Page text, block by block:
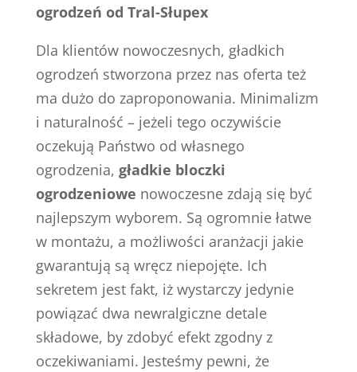
ogrodzeń od Tral-Słupex
Dla klientów nowoczesnych, gładkich
ogrodzeń stworzona przez nas oferta też
ma dużo do zaproponowania. Minimalizm
i naturalność – jeżeli tego oczywiście
oczekują Państwo od własnego
ogrodzenia, gładkie bloczki
ogrodzeniowe nowoczesne zdają się być
najlepszym wyborem. Są ogromnie łatwe
w montażu, a możliwości aranżacji jakie
gwarantują są wręcz niepojęte. Ich
sekretem jest fakt, iż wystarczy jedynie
powiązać dwa newralgiczne detale
składowe, by zdobyć efekt zgodny z
oczekiwaniami. Jesteśmy pewni, że